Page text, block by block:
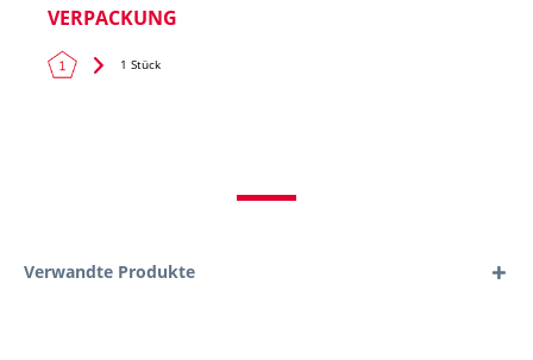
VERPACKUNG
1 Stück
Verwandte Produkte